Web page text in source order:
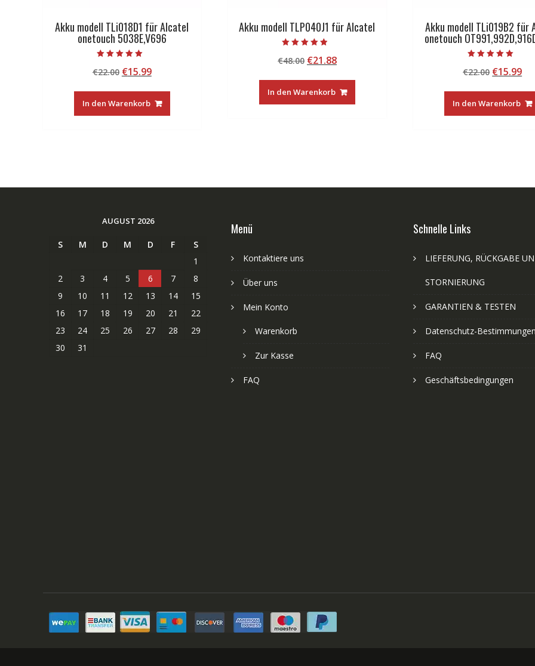
Akku modell TLi018D1 für Alcatel
onetouch 5038E,V696
5.00
von 5
€22.00 Ursprünglicher
war:
€22.00
€15.99Aktueller
ist:
€15.99.
In den Warenkorb
Akku modell TLP040J1 für Alcatel
4.50
von 5
€48.00 Ursprünglicher
war:
€48.00
€21.88Aktueller
ist:
€21.88.
In den Warenkorb
Akku modell TLi019B2 für
onetouch
5.00
von 5
€22.00
war:
€22.00
€15.99
ist:
In den Warenkorb
AUGUST 2026
S M D M D F
S
1
2
3 4 5 6 7
8
9
10 11 12 13 14
15
16
17 18 19 20 21
22
23
24 25 26 27 28
29
30
31
Menü
Kontaktiere uns
Über uns
Mein Konto
Warenkorb
Zur Kasse
FAQ
Schnelle Links
LIEFERUNG, RÜCKGABE
STORNIERUNG
GARANTIEN & TESTEN
Datenschutz-Bestimmungen
FAQ
Geschäftsbedingungen